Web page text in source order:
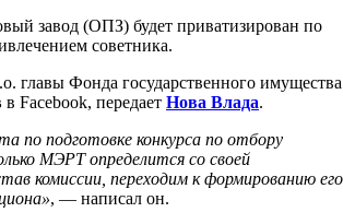
завод (ОПЗ) будет приватизирован по
советника.
главы Фонда государственного имущества
в Facebook, передает Нова Влада.
по подготовке конкурса по отбору
МЭРТ определится со своей
комиссии, переходим к формированию его
, — написал он.